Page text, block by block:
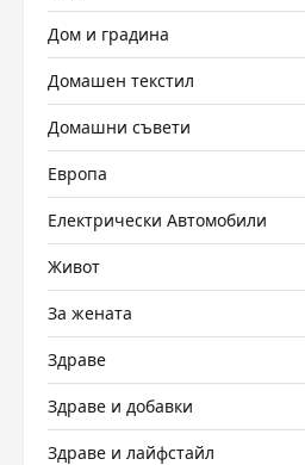
Дом и градина
Домашен текстил
Домашни съвети
Европа
Електрически Автомобили
Живот
За жената
Здраве
Здраве и добавки
Здраве и лайфстайл